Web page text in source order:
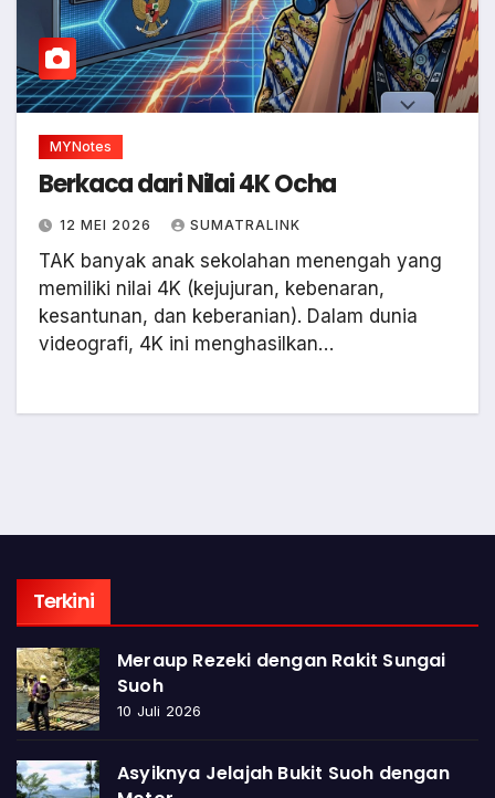
MYNotes
Berkaca dari Nilai 4K Ocha
12 MEI 2026 SUMATRALINK
TAK banyak anak sekolahan menengah yang
memiliki nilai 4K (kejujuran, kebenaran,
kesantunan, dan keberanian). Dalam dunia
videografi, 4K ini menghasilkan…
Terkini
Meraup Rezeki dengan Rakit Sungai
Suoh
10 Juli 2026
Asyiknya Jelajah Bukit Suoh dengan